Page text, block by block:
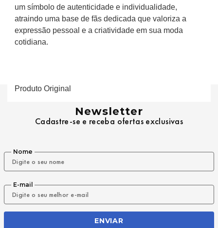
um símbolo de autenticidade e individualidade,
atraindo uma base de fãs dedicada que valoriza a
expressão pessoal e a criatividade em sua moda
cotidiana.
Produto Original
Newsletter
Cadastre-se e receba ofertas exclusivas
Nome
E-mail
ENVIAR